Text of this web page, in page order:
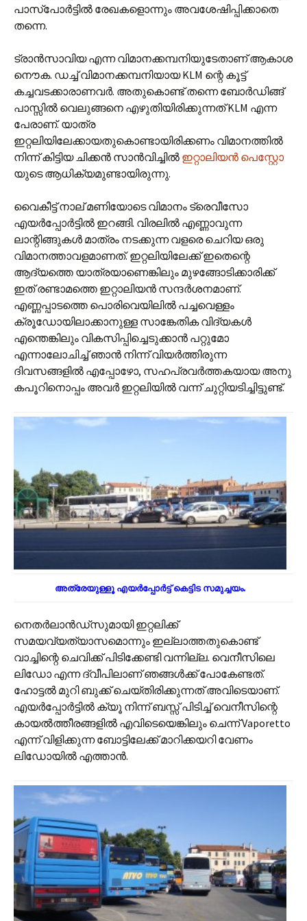
പാസ്‌പോർട്ടിൽ രേഖകളൊന്നും അവശേഷിപ്പിക്കാതെ
തന്നെ.
ട്രാൻസാവിയ എന്ന വിമാനക്കമ്പനിയുടേതാണ് ആകാശ
നൌക. ഡച്ച് വിമാനക്കമ്പനിയായ KLM ന്റെ കൂട്ട്
കച്ചവടക്കാരാണവർ. അതുകൊണ്ട് തന്നെ ബോർഡിങ്ങ്
പാസ്സിൽ വെലുങ്ങനെ എഴുതിയിരിക്കുന്നത് KLM എന്ന
പേരാണ്. യാത്ര
ഇറ്റലിയിലേക്കായതുകൊണ്ടായിരിക്കണം വിമാനത്തിൽ
നിന്ന് കിട്ടിയ ചിക്കൻ സാൻ‌വിച്ചിൽ ഇറ്റാലിയൻ പെസ്റ്റോ
യുടെ ആധിക്യമുണ്ടായിരുന്നു.
വൈകീട്ട് നാല് മണിയോടെ വിമാനം ട്രെവീസോ
എയർപ്പോർട്ടിൽ ഇറങ്ങി. വിരലിൽ എണ്ണാവുന്ന
ലാന്റിങ്ങുകൾ മാത്രം നടക്കുന്ന വളരെ ചെറിയ ഒരു
വിമാനത്താവളമാണത്. ഇറ്റലിയിലേക്ക് ഇതെന്റെ
ആദ്യത്തെ യാത്രയാണെങ്കിലും മുഴങ്ങോടിക്കാരിക്ക്
ഇത് രണ്ടാമത്തെ ഇറ്റാലിയൻ സന്ദർശനമാണ്.
എണ്ണപ്പാടത്തെ പൊരിവെയിലിൽ പച്ചവെള്ളം
ക്രൂഡോയിലാക്കാനുള്ള സാങ്കേതിക വിദ്യകൾ
എന്തെങ്കിലും വികസിപ്പിച്ചെടുക്കാൻ പറ്റുമോ
എന്നാലോചിച്ച് ഞാൻ നിന്ന് വിയർത്തിരുന്ന
ദിവസങ്ങളിൽ എപ്പോഴോ, സഹപ്രവർത്തകയായ അനു
കപൂറിനൊപ്പം അവർ ഇറ്റലിയിൽ വന്ന് ചുറ്റിയടിച്ചിട്ടുണ്ട്.
അത്രേയുള്ളൂ എയർപ്പോർട്ട് കെട്ടിട സമുച്ചയം.
നെതർലാൻഡ്‌സുമായി ഇറ്റലിക്ക്
സമയവ്യത്യാസമൊന്നും ഇല്ലാത്തതുകൊണ്ട്
വാച്ചിന്റെ ചെവിക്ക് പിടിക്കേണ്ടി വന്നില്ല. വെനീസിലെ
ലിഡോ എന്ന ദ്വീപിലാണ് ഞങ്ങൾക്ക് പോകേണ്ടത്.
ഹോട്ടൽ മുറി ബുക്ക് ചെയ്തിരിക്കുന്നത് അവിടെയാണ്.
എയർപ്പോർട്ടിൽ ക്യൂ നിന്ന് ബസ്സ് പിടിച്ച് വെനീസിന്റെ
കായൽത്തീരങ്ങളിൽ എവിടെയെങ്കിലും ചെന്ന് Vaporetto
എന്ന് വിളിക്കുന്ന ബോട്ടിലേക്ക് മാറിക്കയറി വേണം
ലിഡോയിൽ എത്താൻ.